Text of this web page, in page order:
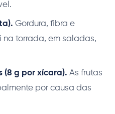
Gordura, fibra e
na torrada, em saladas,
(8 g por xícara). As frutas
por causa das